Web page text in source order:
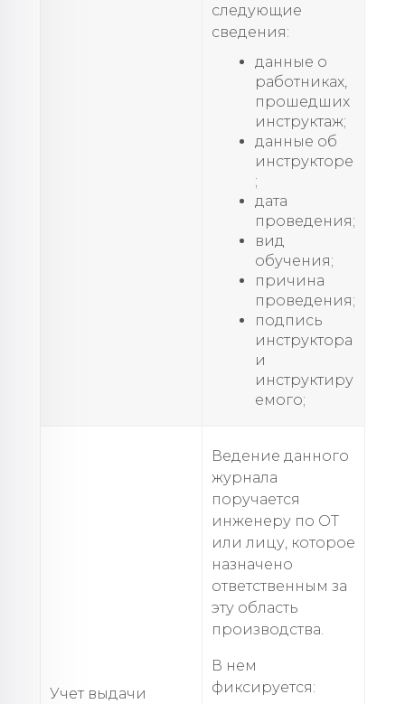
следующие
сведения:
данные о
работниках,
прошедших
инструктаж;
данные об
инструкторе
;
дата
проведения;
вид
обучения;
причина
проведения;
подпись
инструктора
и
инструктиру
емого;
Учет выдачи
Ведение данного
журнала
поручается
инженеру по ОТ
или лицу, которое
назначено
ответственным за
эту область
производства.
В нем
фиксируется: